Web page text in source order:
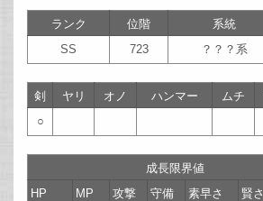
ランク 位階 系統
SS
723 ？？？系
剣 ヤリ オノ ハンマー ムチ
○
成長限界値
HP
MP 攻撃 守備 素早さ 賢さ